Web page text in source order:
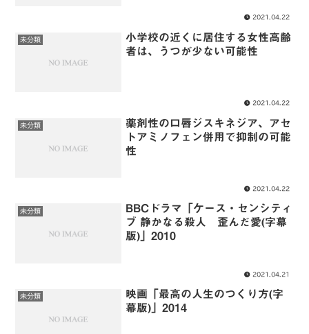
2021.04.22
未分類
小学校の近くに居住する女性高齢
者は、うつが少ない可能性
2021.04.22
未分類
薬剤性の口唇ジスキネジア、アセ
トアミノフェン併用で抑制の可能
性
2021.04.22
未分類
BBCドラマ「ケース・センシティ
ブ 静かなる殺人 歪んだ愛(字幕
版)」2010
2021.04.21
未分類
映画「最高の人生のつくり方(字
幕版)」2014